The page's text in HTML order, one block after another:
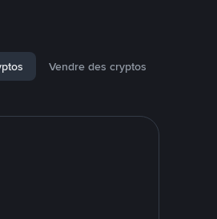
Vendre des cryptos